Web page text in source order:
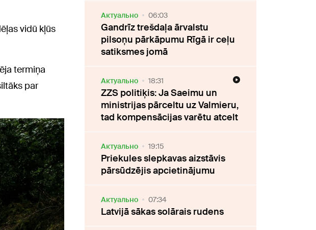
vidū kļūs
termiņa
par
Актуально 06:03
Gandrīz trešdaļa ārvalstu
pilsoņu pārkāpumu Rīgā ir ceļu
satiksmes jomā
Актуально 18:31
ZZS politiķis: Ja Saeimu un
ministrijas pārceltu uz Valmieru,
tad kompensācijas varētu atcelt
Актуально 19:15
Priekules slepkavas aizstāvis
pārsūdzējis apcietinājumu
Актуально 07:34
Latvijā sākas solārais rudens